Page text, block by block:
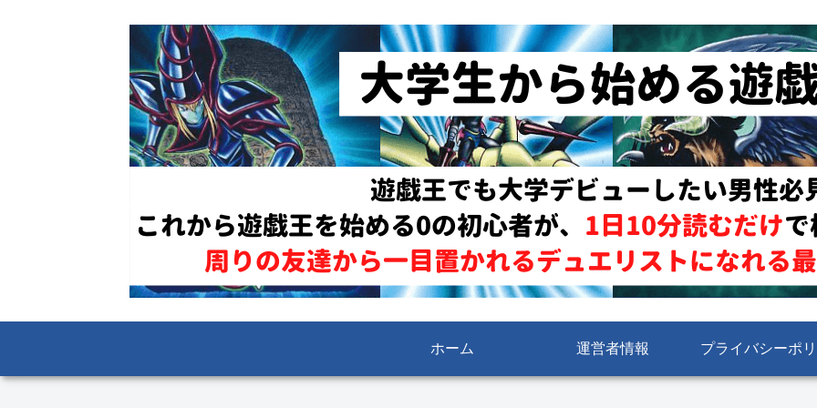
ホーム 運営者情報 プライバシーポ